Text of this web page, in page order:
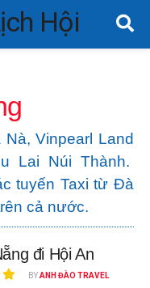
Vinpearl Land
Lai Núi Thành.
tuyến Taxi từ Đà
cả nước.
đi Hội An
BYANH ĐÀO TRAVEL